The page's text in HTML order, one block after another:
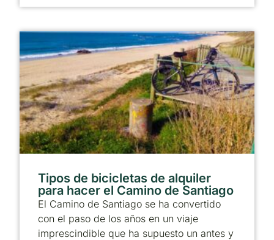
Tipos de bicicletas de alquiler
para hacer el Camino de Santiago
El Camino de Santiago se ha convertido
con el paso de los años en un viaje
imprescindible que ha supuesto un antes y